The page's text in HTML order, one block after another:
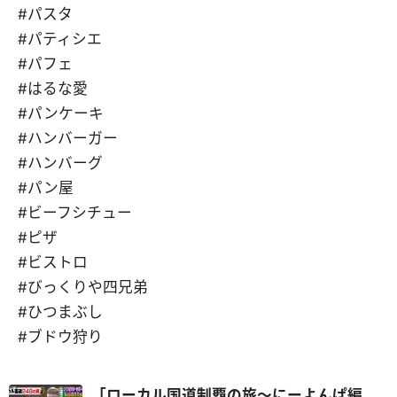
#パスタ
#パティシエ
#パフェ
#はるな愛
#パンケーキ
#ハンバーガー
#ハンバーグ
#パン屋
#ビーフシチュー
#ピザ
#ビストロ
#びっくりや四兄弟
#ひつまぶし
#ブドウ狩り